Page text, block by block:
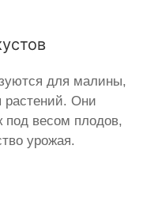
для малины,
растений. Они
под весом плодов,
урожая.